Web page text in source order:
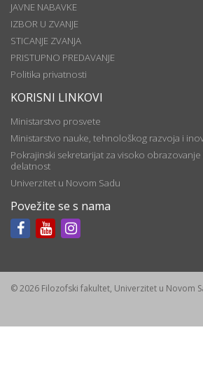
JAVNE NABAVKE
IZBOR U ZVANJE
STICANJE ZVANJA
PRISTUPNO PREDAVANJE
Politika privatnosti
KORISNI LINKOVI
Ministarstvo prosvete
Ministarstvo nauke, tehnološkog razvoja i
Pokrajinski sekretarijat za visoko
delatnost
Univerzitet u Novom Sadu
Povežite se s nama
© 2026 Filozofski fakultet, Univerzitet u Novom